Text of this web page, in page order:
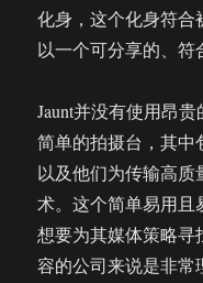
化身，这个化身符合
以一个可分享的、符
Jaunt并没有使用昂
简单的拍摄台，其中
以及他们为传输高
术。这个简单易用
想要为其媒体策略寻
容的公司来说是非常